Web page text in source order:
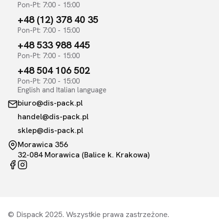
Kubki i opakowania do napojów – od
kawy po smoothie
W ofercie posiadamy rozbudowany asortyment
opakowań do napojów
lokalu serwującego napoje. Oferujemy
papierowedostępne są w pojemnościach od 100 ml do
500 ml, w wersjach jedno- i dwuwarstwowych. Posiadamy
zarówno klasyczne wzory w stonowanych kolorach, jak i
bardziej wyraziste designy, które wyróżnią Twoją kawiarnię.
wyciskanych czy bubble tea – oferujemy
napojów zimnych
ekologicznego PLA. Przezroczyste ścianki eksponują
kolorowe napoje i zachęcają klientów do zakupu.
Opakowania ekologiczne i przepisy SUP –
Pon-Pt: 7:00 - 15:00
+48 (12) 378 40 35
Pon-Pt: 7:00 - 15:00
+48 533 988 445
Pon-Pt: 7:00 - 15:00
+48 504 106 502
Pon-Pt: 7:00 - 15:00
English and Italian language
biuro@dis-pack.pl
handel@dis-pack.pl
sklep@dis-pack.pl
Morawica 356
32-084 Morawica (Balice k. Krakowa)
© Dispack 2025. Wszystkie prawa zastrzeżone.